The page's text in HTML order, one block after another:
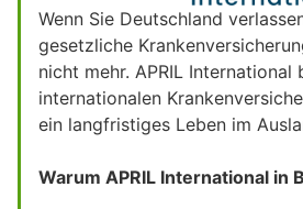
Wenn Sie Deutschland
gesetzliche
nicht mehr. APRIL International
internationalen
ein langfristiges Leben im
Warum APRIL International in